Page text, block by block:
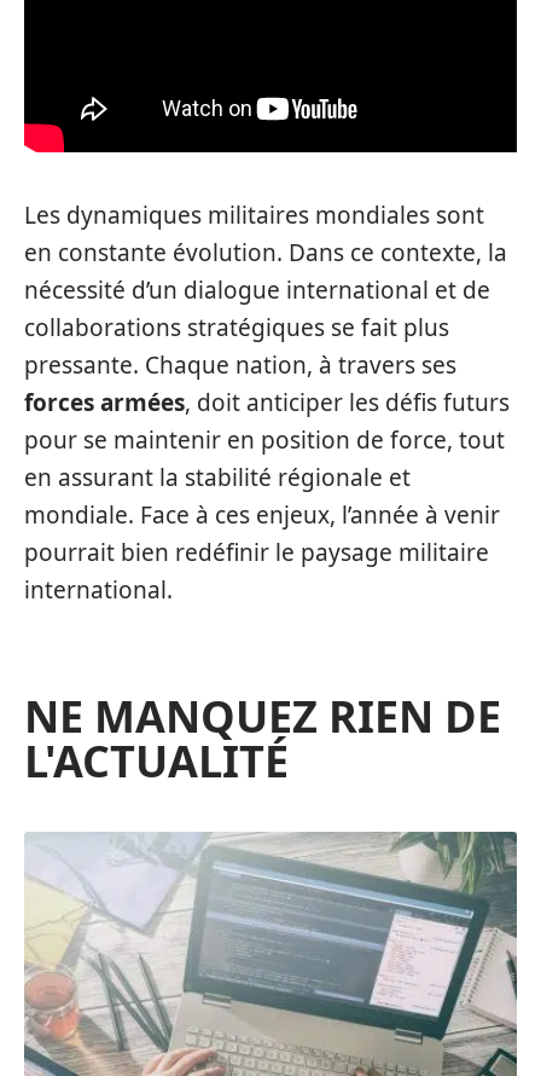
Les dynamiques militaires mondiales sont
en constante évolution. Dans ce contexte, la
nécessité d’un dialogue international et de
collaborations stratégiques se fait plus
pressante. Chaque nation, à travers ses
forces armées, doit anticiper les défis futurs
pour se maintenir en position de force, tout
en assurant la stabilité régionale et
mondiale. Face à ces enjeux, l’année à venir
pourrait bien redéfinir le paysage militaire
international.
NE MANQUEZ RIEN DE
L'ACTUALITÉ